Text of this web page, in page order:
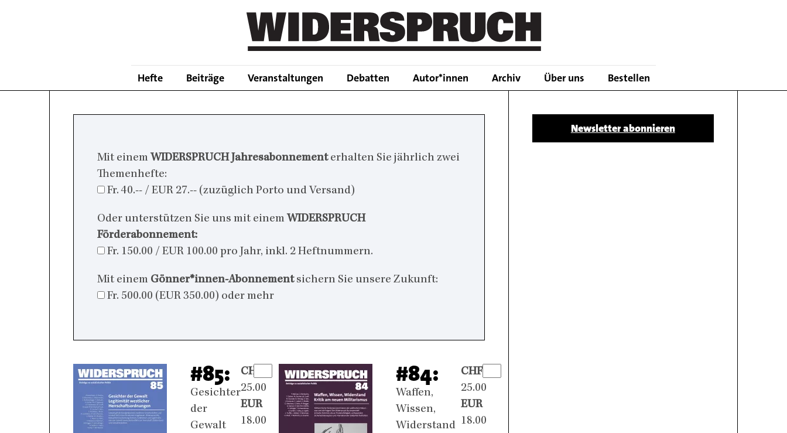
Main
navigation
Hefte Beiträge Veranstaltungen Debatten Autor*innen Archiv Über uns Bestellen
Mit einem WIDERSPRUCH Jahresabonnementerhalten Sie jährlich zwei
Themenhefte:
Fr. 40.-- / EUR 27.-- (zuzüglich Porto und Versand)
Oder unterstützen Sie uns mit einem WIDERSPRUCH
Förderabonnement:
Fr. 150.00 / EUR 100.00 pro Jahr, inkl. 2 Heftnummern.
Mit einem Gönner*innen-Abonnementsichern Sie unsere Zukunft:
Fr. 500.00 (EUR 350.00) oder mehr
#85:
Gesichter
der
Gewalt
CHF
25.00
EUR
18.00
#84:
Waffen,
Wissen,
Widerstand
CHF
25.00
EUR
18.00
Newsletter abonnieren